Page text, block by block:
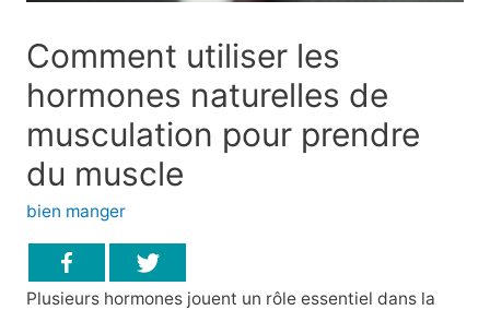
Comment utiliser les
hormones naturelles de
musculation pour prendre
du muscle
bien manger
Plusieurs hormones jouent un rôle essentiel dans la